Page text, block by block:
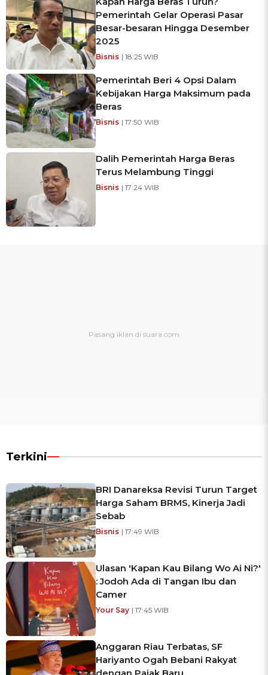
Pemerintah Gelar Operasi Pasar
Besar-besaran Hingga Desember
2025
Bisnis | 18:25 WIB
Pemerintah Beri 4 Opsi Dalam
Kebijakan Harga Maksimum pada
Beras
Bisnis | 17:50 WIB
Dalih Pemerintah Harga Beras
Terus Melambung Tinggi
Bisnis | 17:24 WIB
Terkini
BRI Danareksa Revisi Turun Target
Harga Saham BRMS, Kinerja Jadi
Sebab
Bisnis | 17:49 WIB
Ulasan 'Kapan Kau Bilang Wo Ai Ni?'
: Jodoh Ada di Tangan Ibu dan
Camer
Your Say | 17:45 WIB
Anggaran Riau Terbatas, SF
Hariyanto Ogah Bebani Rakyat